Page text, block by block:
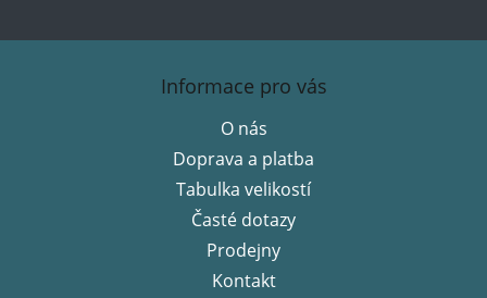
Z
Informace pro vás
O nás
Doprava a platba
Tabulka velikostí
Časté dotazy
Prodejny
Kontakt